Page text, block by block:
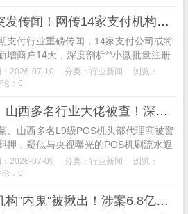
行业突发传闻！网传14家支付机构或将被暂停新增商户14天，两大违规乱象成约谈核心
支付行业重磅传闻，14家支付公司或将
增商户14天，深度剖析**小微批量注册
**POS机电销骗押金**两大违规乱象，解
文合规整改要求与行业监管收紧趋势。
2026-07-10 分类： 行业新闻
浏览：
：0
内蒙、山西多名行业大佬被查！深度牵扯央视曝光POS机诈骗大案
、山西多名L9级POS机头部代理商被警
押，疑似与央视曝光的POS机刷流水返
案相关。揭秘传统押金骗局、免押金邮
隐性流量扣费等灰色操作，详解当前
2026-07-09 分类： 行业新闻
浏览：
：0
支付机构"内鬼"被揪出！涉案6.8亿巨额骗购外汇案件完整曝光